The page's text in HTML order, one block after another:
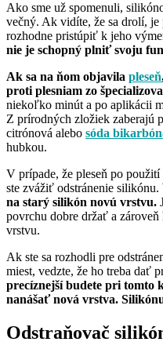
Ako sme už spomenuli,
večný. Ak vidíte, že sa drolí, je
rozhodne pristúpiť k jeho
nie je schopný plniť svoju
Ak sa na ňom objavila pleseň
proti plesniam zo
niekoľko minút a po aplikácii
Z prírodných zložiek zaberajú
citrónová alebo sóda
hubkou.
V prípade, že pleseň po
ste zvážiť odstránenie silikónu.
na starý silikón novú vrstvu.
povrchu dobre držať a zároveň
vrstvu.
Ak ste sa rozhodli pre
miest, vedzte, že ho treba dať
precíznejší budete pri tomto
nanášať nová vrstva.
Odstraňovač